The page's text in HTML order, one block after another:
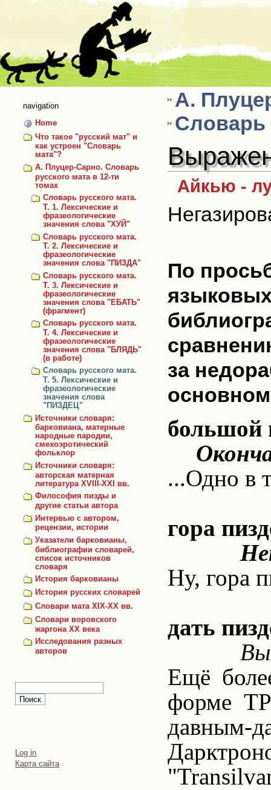
navigation
Home
Что такое "русский мат" и
как устроен "Словарь
мата"?
А. Плуцер-Сарно. Словарь
русского мата в 12-ти
томах
Словарь русского мата.
Т. 1. Лексические и
фразеологические
значения слова "ХУЙ"
Словарь русского мата.
Т. 2. Лексические и
фразеологические
значения слова "ПИЗДА"
Словарь русского мата.
Т. 3. Лексические и
фразеологические
значения слова "ЕБАТЬ"
(фрагмент)
Словарь русского мата.
Т. 4. Лексические и
фразеологические
значения слова "БЛЯДЬ"
(в работе)
Словарь русского мата.
Т. 5. Лексические и
фразеологические
значения слова
"ПИЗДЕЦ"
Источники словаря:
барковиана, матерные
народные пародии,
смехоэротический
фольклор
Источники словаря:
авторская матерная
литература XVIII-XXI вв.
Философия пизды и
другие статьи автора
Интервью с автором,
рецензии, истории
Указатели барковианы,
библиографии словарей,
список источников
словаря
История барковианы
История русских словарей
Словари мата XIX-XX вв.
Словари воровского
жаргона ХХ века
Исследования разных
авторов
Personal
tools
Log in
Карта сайта
А.
Словарь
Айкью -
По
за
большой
...Одно в
гора
Ну, гора
дать
Ещё
форме
давным-